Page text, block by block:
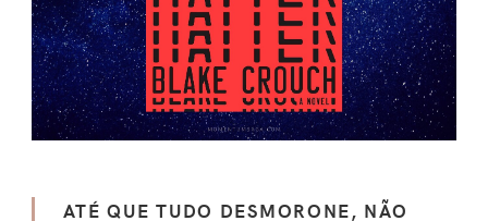
ATÉ QUE TUDO DESMORONE, NÃO